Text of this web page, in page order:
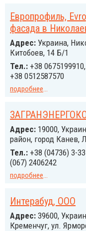
Европрофиль,
фасада в
Адрес: Украина,
Китобоев, 14 Б/1
Тел.: +38
+38 0512587570
подробнее...
Адрес: 19000,
район, город Канев,
Тел.: +38 (04736) 3-
(067) 2406242
подробнее...
Интерабуд, ООО
Адрес: 39600,
Кременчуг, ул.